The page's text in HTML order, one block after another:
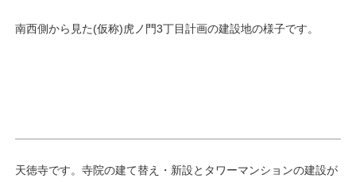
南西側から見た(仮称)虎ノ門3丁目計画の建設地の様子です。
天徳寺です。寺院の建て替え・新設とタワーマンションの建設が